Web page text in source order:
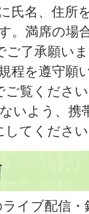
氏名、住所
。満席の場
ご了承願い
程を遵守願
ご覧くださ
いよう、携
してくださ
イブ配信